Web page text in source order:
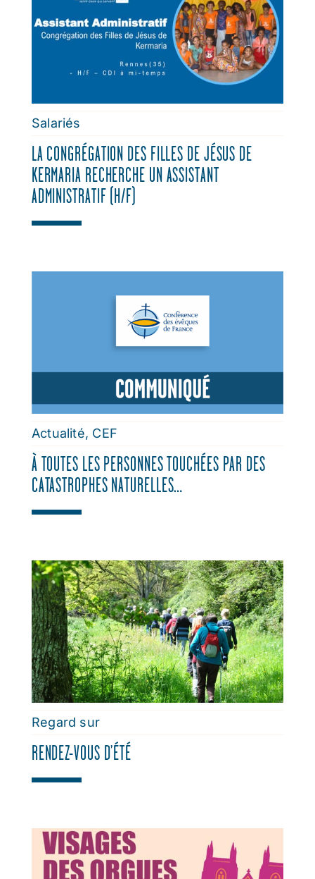
Salariés
LA CONGRÉGATION DES FILLES DE JÉSUS DE
KERMARIA RECHERCHE UN ASSISTANT
ADMINISTRATIF (H/F)
Actualité, CEF
À TOUTES LES PERSONNES TOUCHÉES PAR DES
CATASTROPHES NATURELLES…
Regard sur
RENDEZ-VOUS D’ÉTÉ